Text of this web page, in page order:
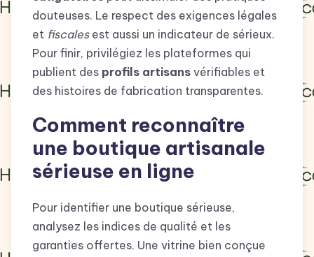
douteuses. Le respect des exigences légales
et fiscalesest aussi un indicateur de sérieux.
Pour finir, privilégiez les plateformes qui
publient des profils artisans vérifiables et
des histoires de fabrication transparentes.
Comment reconnaître
une boutique artisanale
sérieuse en ligne
Pour identifier une boutique sérieuse,
analysez les indices de qualité et les
garanties offertes. Une vitrine bien conçue